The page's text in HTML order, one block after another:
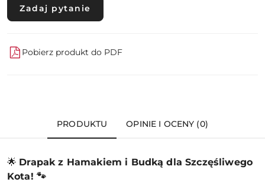
Zadaj pytanie
Pobierz produkt do PDF
PRODUKTU OPINIE I OCENY (0)
🌟 Drapak z Hamakiem i Budką dla Szczęśliwego
Kota! 🐾